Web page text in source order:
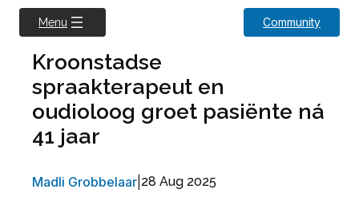
Menu Community
Kroonstadse
spraakterapeut en
oudioloog groet pasiënte ná
41 jaar
Madli Grobbelaar 28 Aug 2025